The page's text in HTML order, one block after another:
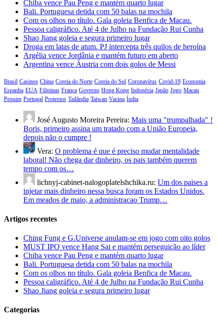
Chiba vence Pau Peng e mantém quarto lugar
Bali. Portuguesa detida com 50 balas na mochila
Com os olhos no título. Gala goleia Benfica de Macau.
Pessoa caligráfico. Até 4 de Julho na Fundação Rui Cunha
Shao Jiang goleia e segura primeiro lugar
Droga em latas de atum. PJ intercepta três quilos de heroína
Argélia vence Jordânia e mantém futuro em aberto
Argentina vence Áustria com dois golos de Messi
Brasil Casinos China Coreia do Norte Coreia do Sul Coronavírus Covid-19 Economia
Espanha EUA Filipinas França Governo Hong Kong Indonésia Japão Jogo Macau
Pequim Portugal Protestos Tailândia Taiwan Vacina Índia
José Augusto Moreira Pereira: Mais uma "trumpalhada" !
Boris, primeiro assina um tratado com a União Europeia,
depois não o cumpre !
Vera: O problema é que é preciso mudar mentalidade
laboral! Não chega dar dinheiro, os pais também querem
tempo com os…
lichnyj-cabinet-nalogoplatelshchika.ru: Um dos paises a
injetar mais dinheiro nessa busca foram os Estados Unidos.
Em meados de maio, a administracao Trump…
Artigos recentes
Ching Fung e G.Universe anulam-se em jogo com oito golos
MUST IPO vence Hang Sai e mantém perseguição ao líder
Chiba vence Pau Peng e mantém quarto lugar
Bali. Portuguesa detida com 50 balas na mochila
Com os olhos no título. Gala goleia Benfica de Macau.
Pessoa caligráfico. Até 4 de Julho na Fundação Rui Cunha
Shao Jiang goleia e segura primeiro lugar
Categorias